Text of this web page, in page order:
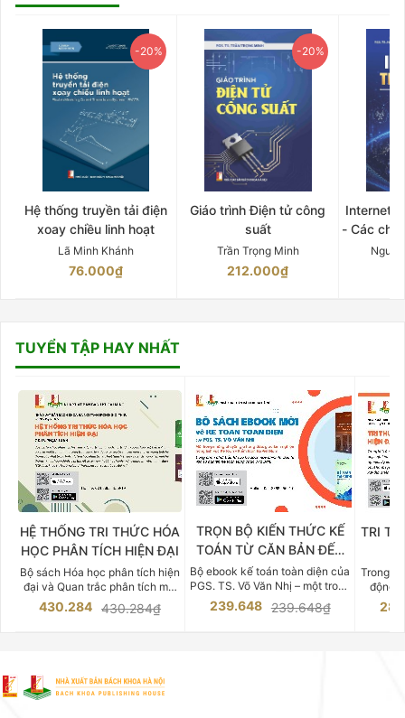
-20%
Hệ thống truyền tải điện
xoay chiều linh hoạt
Lã Minh Khánh
76.000₫
-20%
Giáo trình Điện tử công
suất
Trần Trọng Minh
212.000₫
Internet
- Các
TUYỂN TẬP HAY NHẤT
HỆ THỐNG TRI THỨC HÓA
HỌC PHÂN TÍCH HIỆN ĐẠI
Bộ sách Hóa học phân tích hiện
đại và Quan trắc phân tích môi
trường của Cố Giáo sư, Tiến sĩ
Phạm Luận là một trong những
vực Hóa học phân tích tại Việt
Nam hiện nay. Bộ sách mang
đến một hệ thống tri thức hoàn
430.284 430.284₫
TRỌN BỘ KIẾN THỨC KẾ
TOÁN TỪ CĂN BẢN ĐẾN
CHUYÊN SÂU
Bộ ebook kế toán toàn diện của
PGS. TS. Võ Văn Nhị – một trong
những chuyên gia hàng đầu,
giàu kinh nghiệm trong lĩnh vực
239.648 239.648₫
TRI
Trong
động
việc
tế và